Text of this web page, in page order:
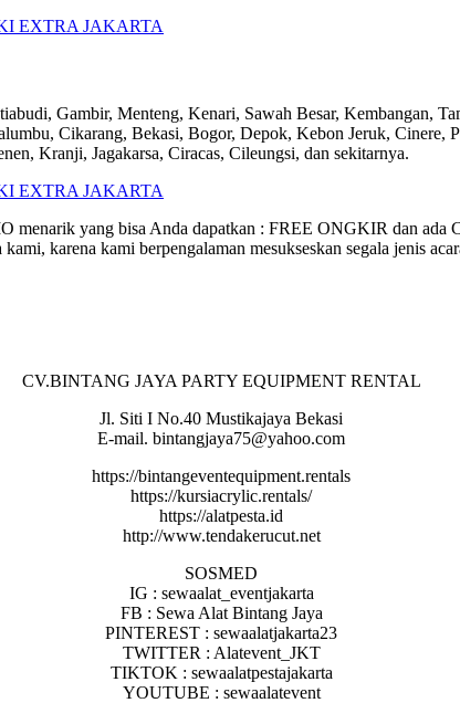
Gambir, Menteng, Kenari, Sawah Besar, Kembangan,
Cikarang, Bekasi, Bogor, Depok, Kebon Jeruk,
Kranji, Jagakarsa, Ciracas, Cileungsi, dan sekitarnya.
menarik yang bisa Anda dapatkan : FREE ONGKIR dan
karena kami berpengalaman mesukseskan segala jenis
CV.BINTANG JAYA PARTY EQUIPMENT RENTAL
Jl. Siti I No.40 Mustikajaya Bekasi
E-mail. bintangjaya75@yahoo.com
https://bintangeventequipment.rentals
https://kursiacrylic.rentals/
https://alatpesta.id
http://www.tendakerucut.net
SOSMED
IG : sewaalat_eventjakarta
FB : Sewa Alat Bintang Jaya
PINTEREST : sewaalatjakarta23
TWITTER : Alatevent_JKT
TIKTOK : sewaalatpestajakarta
YOUTUBE : sewaalatevent